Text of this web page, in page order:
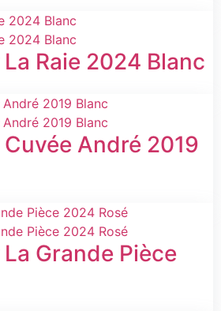
Raie 2024 Blanc
André 2019
Grande Pièce